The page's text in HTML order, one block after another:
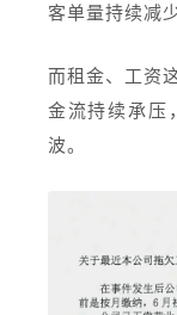
客单量持续减少
而租金、工资
金流持续承压
波。